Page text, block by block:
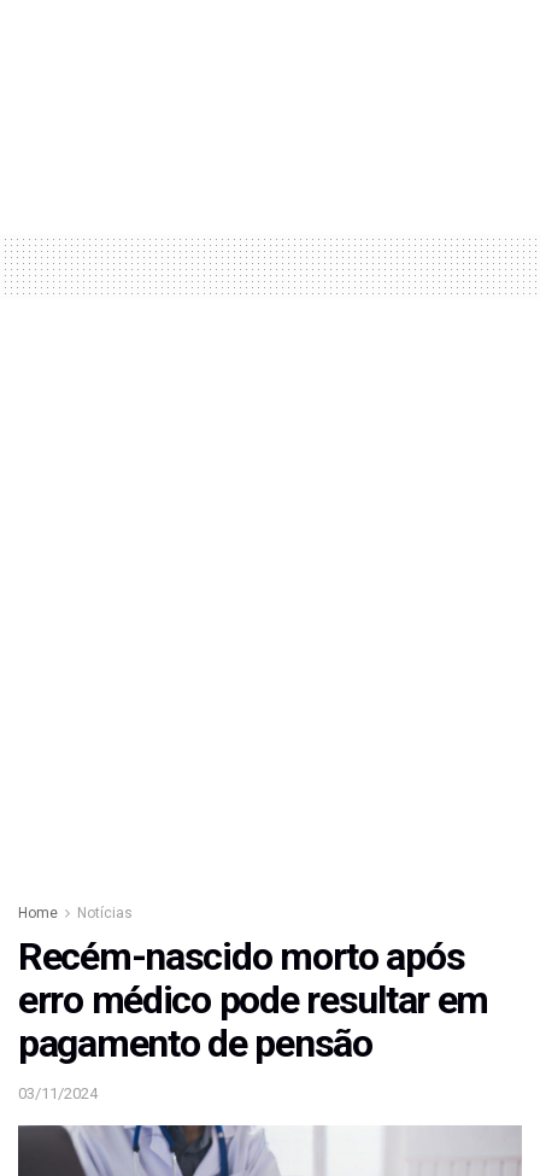
Home Notícias
Recém-nascido morto após
erro médico pode resultar em
pagamento de pensão
03/11/2024